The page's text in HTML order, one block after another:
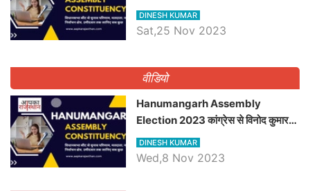
भाटी होंगे भाजपा उम्मीदवार, जानिये जैसलमेर
विधानसभा सीट के ताजा समीकरण
DINESH KUMAR
Sat,25 Nov 2023
वीडियो
Hanumangarh Assembly
Election 2023 कांग्रेस से विनोद कुमार
चौधरी तो अमित चौधरी होंगे भाजपा उम्मीदवार,
जानिये हनुमानगढ़ विधानसभा सीट के ताजा
DINESH KUMAR
Wed,8 Nov 2023